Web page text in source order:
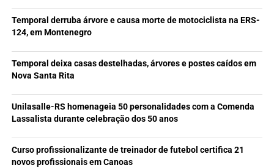
Temporal derruba árvore e causa morte de motociclista na ERS-
124, em Montenegro
Temporal deixa casas destelhadas, árvores e postes caídos em
Nova Santa Rita
Unilasalle-RS homenageia 50 personalidades com a Comenda
Lassalista durante celebração dos 50 anos
Curso profissionalizante de treinador de futebol certifica 21
novos profissionais em Canoas